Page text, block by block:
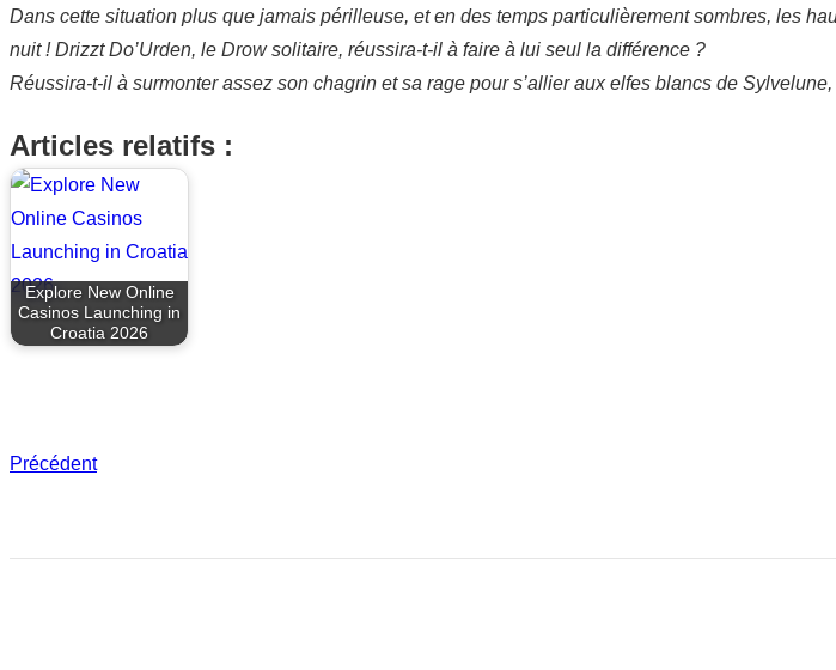
Dans cette situation plus que jamais périlleuse, et en des temps particulièrement sombres, les
nuit ! Drizzt Do’Urden, le Drow solitaire, réussira-t-il à faire à lui seul la différence ?
Réussira-t-il à surmonter assez son chagrin et sa rage pour s’allier aux elfes blancs de
Articles relatifs :
Explore New Online
Casinos Launching in
Croatia 2026
Précédent